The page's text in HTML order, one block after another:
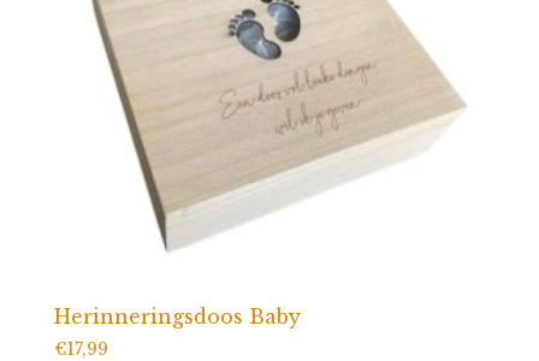
Herinneringsdoos Baby
€17,99